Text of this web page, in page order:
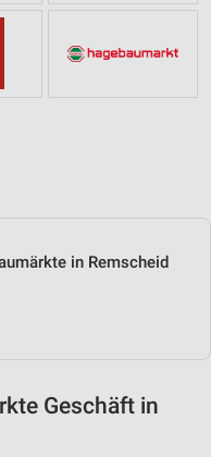
in Remscheid
Geschäft in